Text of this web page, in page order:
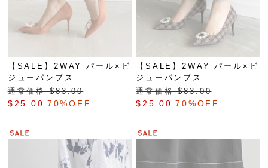
【SALE】2WAY パール×ビ
ジューパンプス
通常価格 $‌83.00
$‌25.00 70%OFF
【SALE】2WAY パール×ビ
ジューパンプス
通常価格 $‌83.00
$‌25.00 70%OFF